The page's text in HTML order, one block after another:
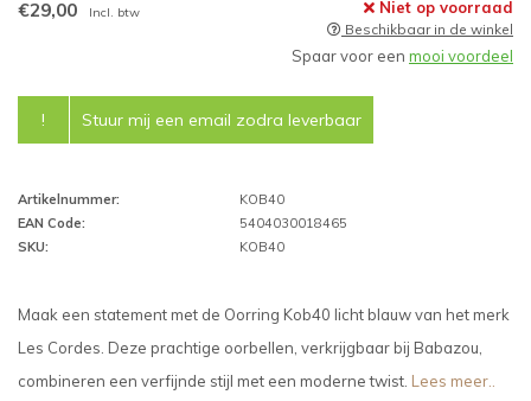
€29,00 Incl. btw Niet op voorraad
Beschikbaar in de winkel
Spaar voor een mooi voordeel
! Stuur mij een email zodra leverbaar
Artikelnummer:
KOB40
EAN Code:
5404030018465
SKU:
KOB40
Maak een statement met de Oorring Kob40 licht blauw van het merk
Les Cordes. Deze prachtige oorbellen, verkrijgbaar bij Babazou,
combineren een verfijnde stijl met een moderne twist. Lees meer..